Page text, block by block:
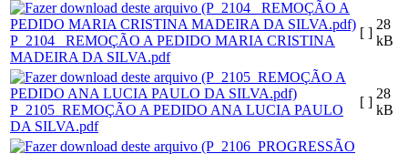
P_2104_ REMOÇÃO A PEDIDO MARIA CRISTINA
MADEIRA DA SILVA.pdf
[ ]
28
kB
P_2105_REMOÇÃO A PEDIDO ANA LUCIA PAULO
DA SILVA.pdf
[ ]
28
kB